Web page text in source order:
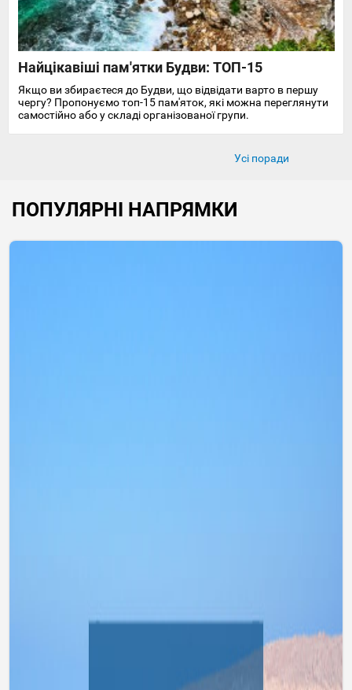
Найцікавіші пам'ятки Будви: ТОП-15
Якщо ви збираєтеся до Будви, що відвідати варто в першу
чергу? Пропонуємо топ-15 пам'яток, які можна переглянути
самостійно або у складі організованої групи.
Усі поради
ПОПУЛЯРНІ НАПРЯМКИ